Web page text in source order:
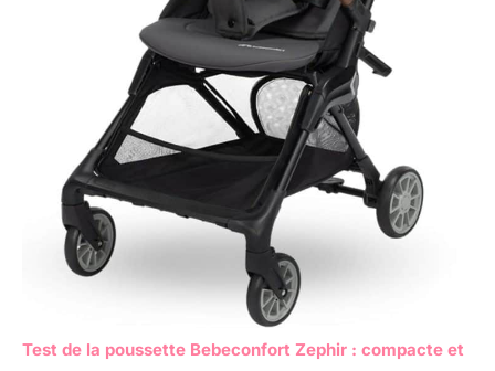
Test de la poussette Bebeconfort Zephir : compacte et